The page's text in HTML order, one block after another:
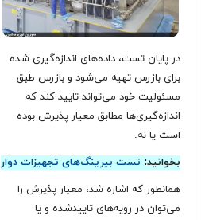
در پایان تست، داده‌های اندازه‌گیری شده
برای بازرس تهیه می‌شود و بازرس طبق
مسئولیت خود می‌تواند تایید کند که
اندازه‌گیری‌ها مطابق معیار پذیرش بوده
است یا نه.
بخوانید: تست بیرینگ‌های تجهیزات دوار
همانطور که اشاره شد، معیار پذیرش را
می‌توان در رویه‌های تاییدشده و یا